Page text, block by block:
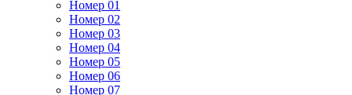
Номер 01
Номер 02
Номер 03
Номер 04
Номер 05
Номер 06
Номер 07